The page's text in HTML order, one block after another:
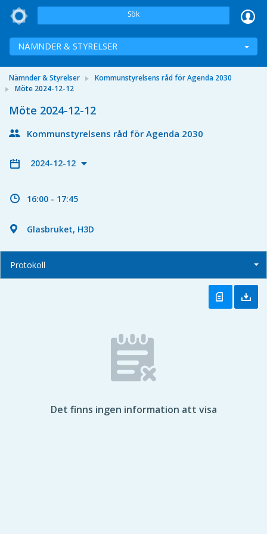
Sök
NÄMNDER & STYRELSER
Nämnder & Styrelser
Kommunstyrelsens råd för Agenda 2030
Möte 2024-12-12
Möte 2024-12-12
Kommunstyrelsens råd för Agenda 2030
2024-12-12
16:00 - 17:45
Glasbruket, H3D
Protokoll
Det finns ingen information att visa